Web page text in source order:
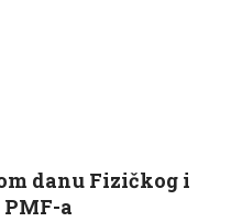
danu Fizičkog i
a